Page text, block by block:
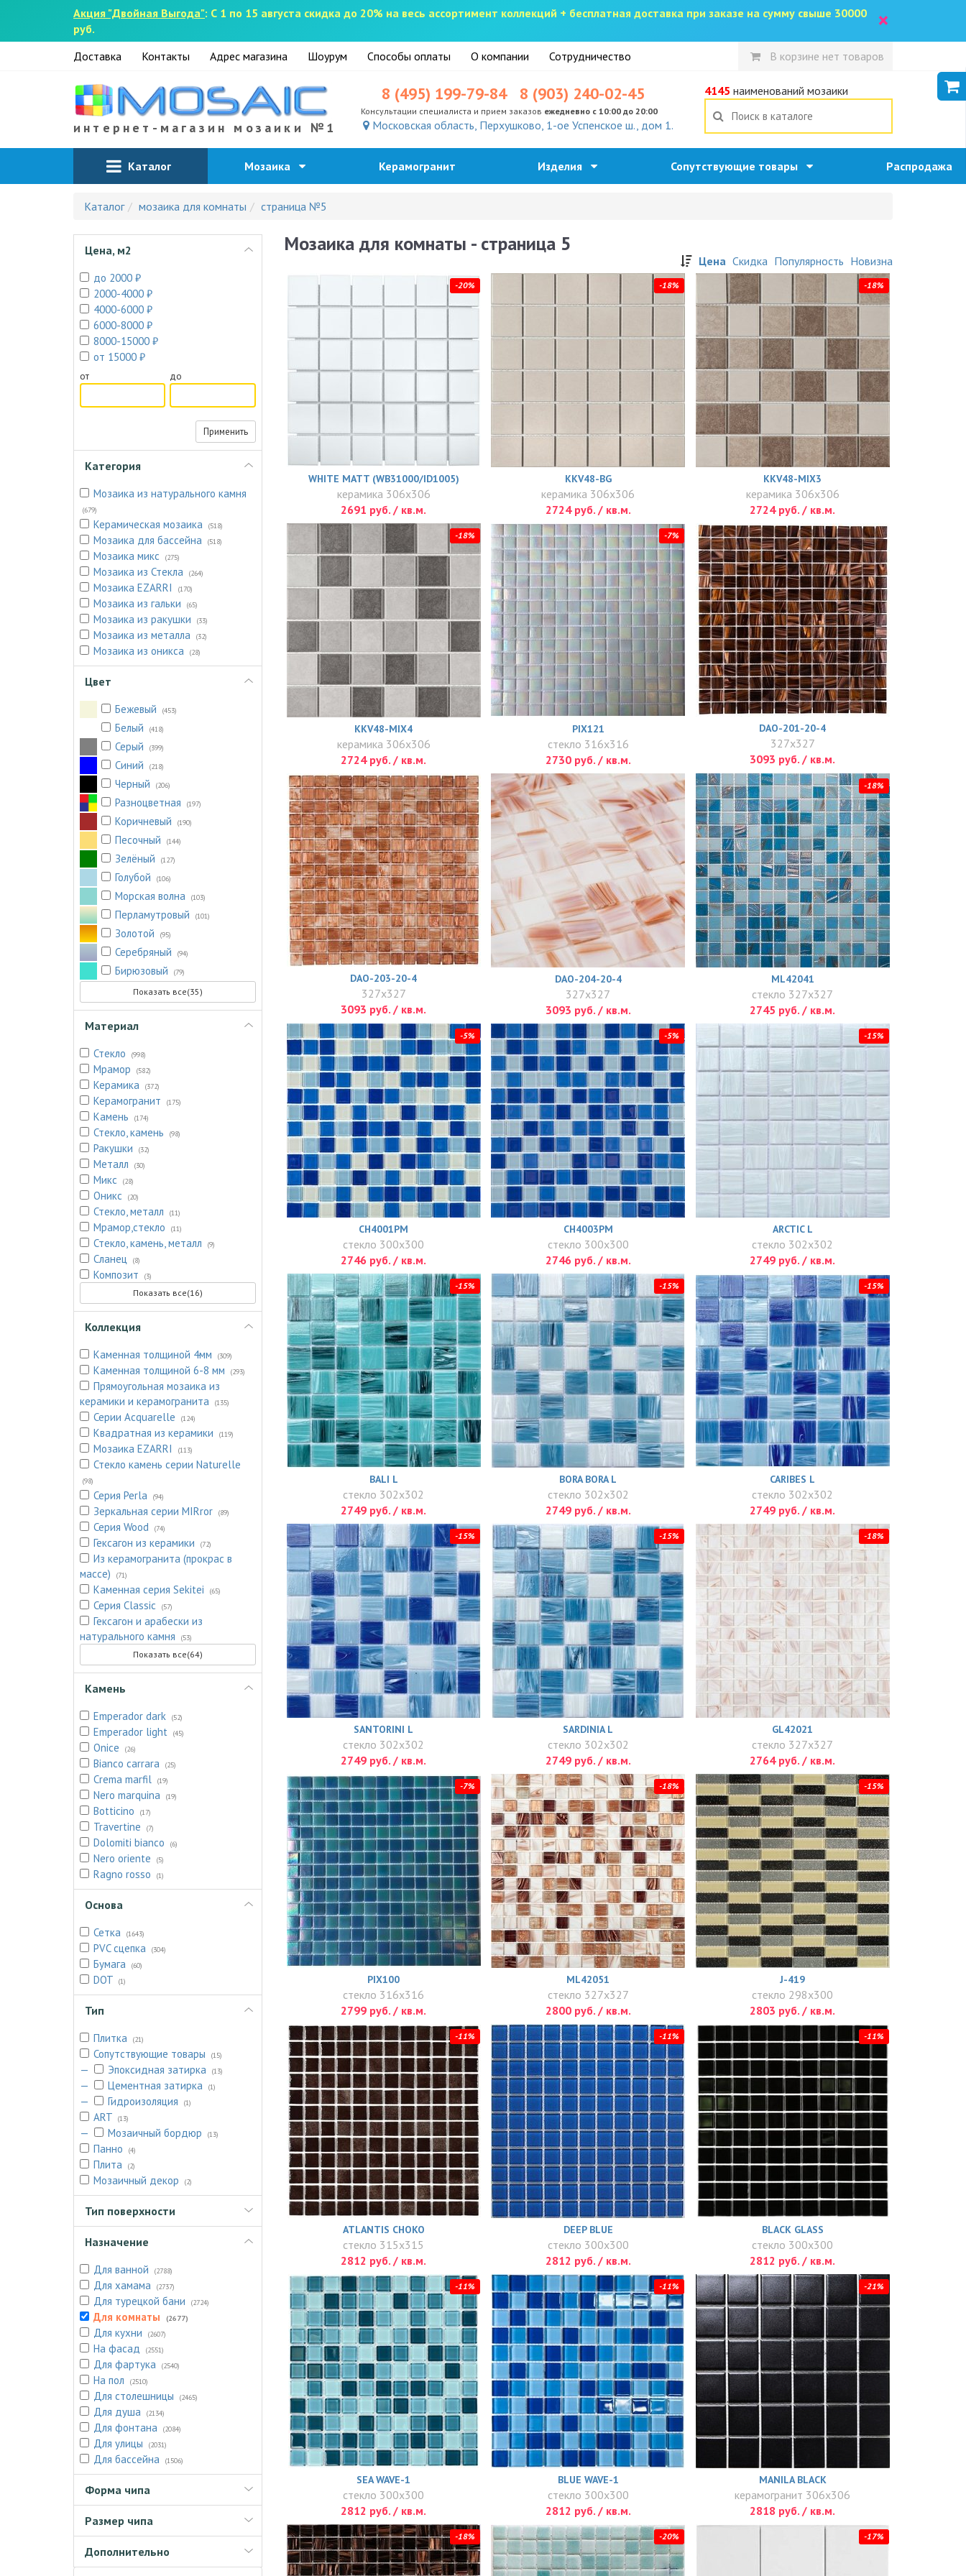
Акция "Двойная Выгода": С 1 по 15 августа скидка до 20% на весь ассортимент коллекций + бесплатная доставка при заказе на сумму свыше 30000
руб.
×
Доставка Контакты Адрес магазина Шоурум Способы оплаты О компании Сотрудничество В корзине нет товаров
интернет-магазин мозаики №1
8 (495) 199-79-84 8 (903) 240-02-45
Консультации специалиста и прием заказов ежедневно с 10:00 до 20:00
Московская область, Перхушково, 1-ое Успенское ш., дом 1.
4145 наименований мозаики
Каталог Мозаика Керамогранит Изделия Сопутствующие товары Распродажа
Каталог мозаика для комнаты страница №5
Цена, м2
до 2000 ₽
2000-4000 ₽
4000-6000 ₽
6000-8000 ₽
8000-15000 ₽
от 15000 ₽
от до
Применить
Категория
Мозаика из натурального камня
(679)
Керамическая мозаика (518)
Мозаика для бассейна (518)
Мозаика микс (275)
Мозаика из Стекла (264)
Мозаика EZARRI (170)
Мозаика из гальки (65)
Мозаика из ракушки (33)
Мозаика из металла (32)
Мозаика из оникса (28)
Цвет
Бежевый (453)
Белый (418)
Серый (399)
Синий (218)
Черный (206)
Разноцветная (197)
Коричневый (190)
Песочный (144)
Зелёный (127)
Голубой (106)
Морская волна (103)
Перламутровый (101)
Золотой (95)
Серебряный (94)
Бирюзовый (79)
Показать все(35)
Материал
Стекло (998)
Мрамор (582)
Керамика (372)
Керамогранит (175)
Камень (174)
Стекло, камень (98)
Ракушки (32)
Металл (30)
Микс (28)
Оникс (20)
Стекло, металл (11)
Мрамор,стекло (11)
Стекло, камень, металл (9)
Сланец (8)
Композит (3)
Показать все(16)
Коллекция
Каменная толщиной 4мм (309)
Каменная толщиной 6-8 мм (293)
Прямоугольная мозаика из
керамики и керамогранита
(135)
Серии Acquarelle (124)
Квадратная из керамики (119)
Мозаика EZARRI (113)
Стекло камень серии Naturelle
(98)
Серия Perla (94)
Зеркальная серии MIRror (89)
Серия Wood (74)
Гексагон из керамики (72)
Из керамогранита (прокрас в
массе)
(71)
Каменная серия Sekitei (65)
Серия Classic (57)
Гексагон и арабески из
натурального камня
(53)
Показать все(64)
Камень
Emperador dark (52)
Emperador light (45)
Onice (26)
Bianco carrara (25)
Crema marfil (19)
Nero marquina (19)
Botticino (17)
Travertine (7)
Dolomiti bianco (6)
Nero oriente (5)
Ragno rosso (1)
Основа
Сетка (1643)
PVC сцепка (304)
Бумага (60)
DOT (1)
Тип
Плитка (21)
Сопутствующие товары (15)
— Эпоксидная затирка (13)
— Цементная затирка (1)
— Гидроизоляция (1)
ART (13)
— Мозаичный бордюр (13)
Панно (4)
Плита (2)
Мозаичный декор (2)
Тип поверхности
Назначение
Для ванной (2788)
Для хамама (2737)
Для турецкой бани (2724)
Для комнаты (2677)
Для кухни (2607)
На фасад (2551)
Для фартука (2540)
На пол (2510)
Для столешницы (2465)
Для душа (2134)
Для фонтана (2084)
Для улицы (2031)
Для бассейна (1506)
Форма чипа
Размер чипа
Дополнительно
Мозаика для комнаты - страница 5
Цена Скидка Популярность Новизна
-20%
WHITE MATT (WB31000/ID1005)
керамика 306x306
2691 руб. / кв.м.
-18%
KKV48-BG
керамика 306x306
2724 руб. / кв.м.
-18%
KKV48-MIX3
керамика 306x306
2724 руб. / кв.м.
-18%
KKV48-MIX4
керамика 306x306
2724 руб. / кв.м.
-7%
PIX121
стекло 316x316
2730 руб. / кв.м.
DAO-201-20-4
327x327
3093 руб. / кв.м.
DAO-203-20-4
327x327
3093 руб. / кв.м.
DAO-204-20-4
327x327
3093 руб. / кв.м.
-18%
ML42041
стекло 327x327
2745 руб. / кв.м.
-5%
CH4001PM
стекло 300x300
2746 руб. / кв.м.
-5%
CH4003PM
стекло 300x300
2746 руб. / кв.м.
-15%
ARCTIC L
стекло 302x302
2749 руб. / кв.м.
-15%
BALI L
стекло 302x302
2749 руб. / кв.м.
-15%
BORA BORA L
стекло 302x302
2749 руб. / кв.м.
-15%
CARIBES L
стекло 302x302
2749 руб. / кв.м.
-15%
SANTORINI L
стекло 302x302
2749 руб. / кв.м.
-15%
SARDINIA L
стекло 302x302
2749 руб. / кв.м.
-18%
GL42021
стекло 327x327
2764 руб. / кв.м.
-7%
PIX100
стекло 316x316
2799 руб. / кв.м.
-18%
ML42051
стекло 327x327
2800 руб. / кв.м.
-15%
J-419
стекло 298x300
2803 руб. / кв.м.
-11%
ATLANTIS CHOKO
стекло 315x315
2812 руб. / кв.м.
-11%
DEEP BLUE
стекло 300x300
2812 руб. / кв.м.
-11%
BLACK GLASS
стекло 300x300
2812 руб. / кв.м.
-11%
SEA WAVE-1
стекло 300x300
2812 руб. / кв.м.
-11%
BLUE WAVE-1
стекло 300x300
2812 руб. / кв.м.
-21%
MANILA BLACK
керамогранит 306x306
2818 руб. / кв.м.
-18% -20% -17%